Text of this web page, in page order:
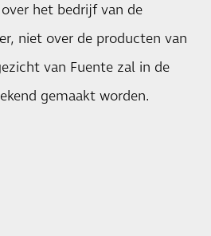
het bedrijf van de
niet over de producten van
van Fuente zal in de
gemaakt worden.